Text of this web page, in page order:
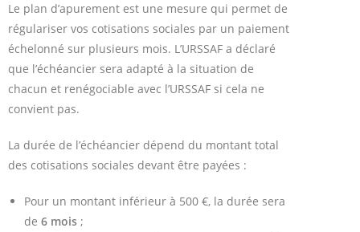
Le plan d’apurement est une mesure qui permet de
régulariser vos cotisations sociales par un paiement
échelonné sur plusieurs mois. L’URSSAF a déclaré
que l’échéancier sera adapté à la situation de
chacun et renégociable avec l’URSSAF si cela ne
convient pas.
La durée de l’échéancier dépend du montant total
des cotisations sociales devant être payées :
Pour un montant inférieur à 500 €, la durée sera
de 6 mois ;